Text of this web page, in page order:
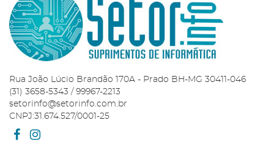
Rua João Lúcio Brandão 170A - Prado BH-MG 30411-046
(31) 3658-5343 / 99967-2213
setorinfo@setorinfo.com.br
CNPJ:31.674.527/0001-25